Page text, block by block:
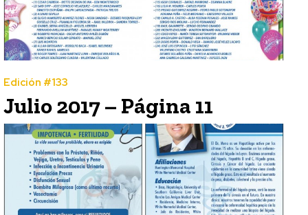
Edición #133
Julio 2017 – Página 11